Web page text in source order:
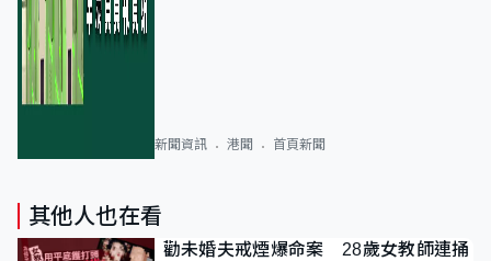
新聞資訊 港聞 首頁新聞
其他人也在看
勸未婚夫戒煙爆命案 28歲女教師連捅